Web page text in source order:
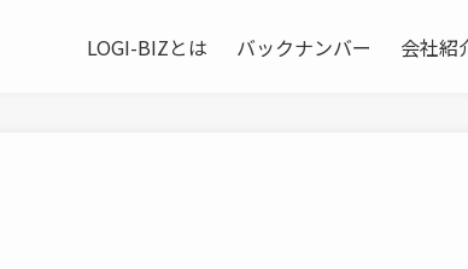
LOGI-BIZとは バックナンバー 会社紹